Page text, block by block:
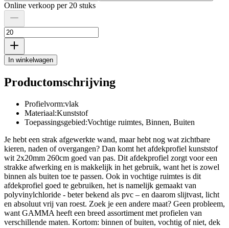
Online verkoop per 20 stuks
In winkelwagen
Productomschrijving
Profielvorm:vlak
Materiaal:Kunststof
Toepassingsgebied:Vochtige ruimtes, Binnen, Buiten
Je hebt een strak afgewerkte wand, maar hebt nog wat zichtbare
kieren, naden of overgangen? Dan komt het afdekprofiel kunststof
wit 2x20mm 260cm goed van pas. Dit afdekprofiel zorgt voor een
strakke afwerking en is makkelijk in het gebruik, want het is zowel
binnen als buiten toe te passen. Ook in vochtige ruimtes is dit
afdekprofiel goed te gebruiken, het is namelijk gemaakt van
polyvinylchloride - beter bekend als pvc – en daarom slijtvast, licht
en absoluut vrij van roest. Zoek je een andere maat? Geen probleem,
want GAMMA heeft een breed assortiment met profielen van
verschillende maten. Kortom: binnen of buiten, vochtig of niet, dek